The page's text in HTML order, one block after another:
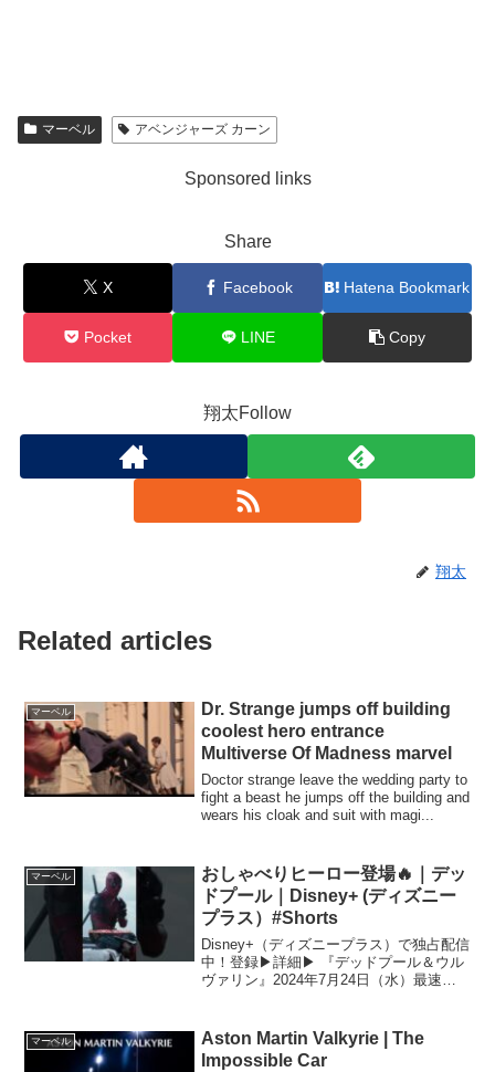
マーベル アベンジャーズ カーン
Sponsored links
Share
X Facebook Hatena Bookmark
Pocket LINE Copy
翔太Follow
翔太
Related articles
マーベル
Dr. Strange jumps off building
coolest hero entrance
Multiverse Of Madness marvel
Doctor strange leave the wedding party to
fight a beast he jumps off the building and
wears his cloak and suit with magi...
マーベル
おしゃべりヒーロー登場🔥｜デッ
ドプール｜Disney+ (ディズニー
プラス）#Shorts
Disney+（ディズニープラス）で独占配信
中！登録▶︎詳細▶︎ 『デッドプール＆ウル
ヴァリン』2024年7月24日（水）最速公
２人が暴れまわる！この夏イチバン過
激...
マーベル
Aston Martin Valkyrie | The
Impossible Car